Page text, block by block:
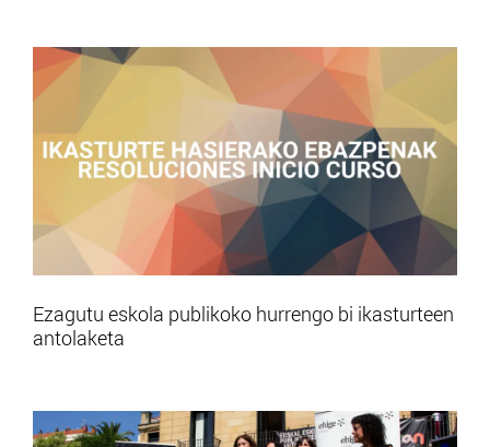
Ezagutu eskola publikoko hurrengo bi ikasturteen
antolaketa